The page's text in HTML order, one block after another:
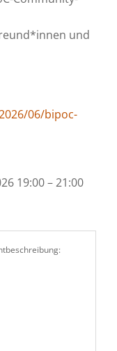
und
06/bipoc-
19:00 – 21:00